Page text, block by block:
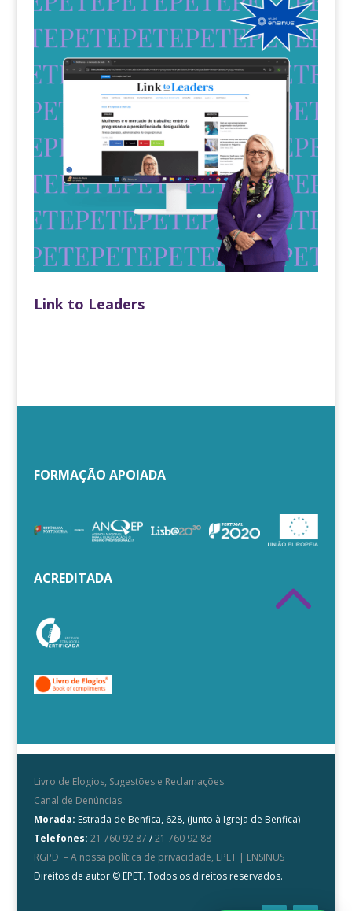
Link to Leaders
FORMAÇÃO APOIADA
ACREDITADA 2
Livro de Elogios, Sugestões e Reclamações
Canal de Denúncias
Morada: Estrada de Benfica, 628, (junto à Igreja de Benfica)
Telefones: 21 760 92 87 /21 760 92 88
RGPD – A nossa política de privacidade, EPET | ENSINUS
Direitos de autor © EPET. Todos os direitos reservados.